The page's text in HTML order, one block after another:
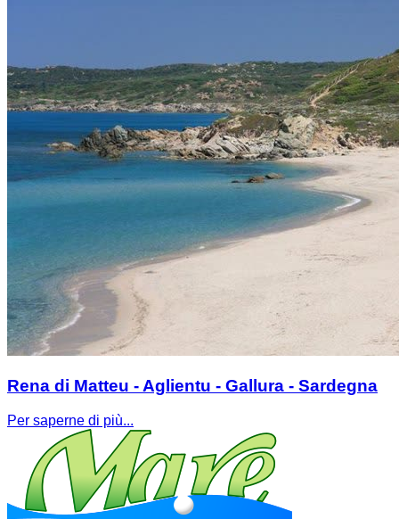
Rena di Matteu - Aglientu - Gallura - Sardegna
Per saperne di più...